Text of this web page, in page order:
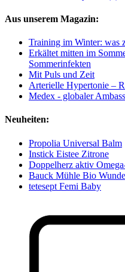
Aus unserem Magazin:
Training im Winter: was
Erkältet mitten im
Sommerinfekten
Mit Puls und Zeit
Arterielle Hypertonie –
Medex - globaler
Neuheiten:
Propolia Universal Balm
Instick Eistee Zitrone
Doppelherz aktiv
Bauck Mühle Bio
tetesept Femi Baby